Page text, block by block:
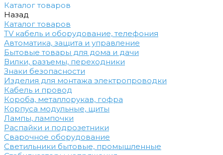
Каталог товаров
Назад
Каталог товаров
TV кабель и оборудование, телефония
Автоматика, защита и управление
Бытовые товары для дома и дачи
Вилки, разъемы, переходники
Знаки безопасности
Изделия для монтажа электропроводки
Кабель и провод
Короба, металлорукав, гофра
Корпуса модульные, щиты
Лампы, лампочки
Распайки и подрозетники
Сварочное оборудование
Светильники бытовые, промышленные